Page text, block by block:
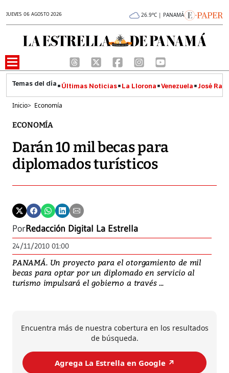
JUEVES 06 AGOSTO 2026 26.9°C | PANAMÁ
Últimas Noticias La Llorona Venezuela José
Inicio> Economía
ECONOMÍA
Darán 10 mil becas para
diplomados turísticos
PorRedacción Digital La Estrella
24/11/2010 01:00
PANAMÁ. Un proyecto para el otorgamiento de mil
becas para optar por un diplomado en servicio al
turismo impulsará el gobierno a través ...
Encuentra más de nuestra cobertura en los resultados
de búsqueda.
Agrega La Estrella en Google ↗️